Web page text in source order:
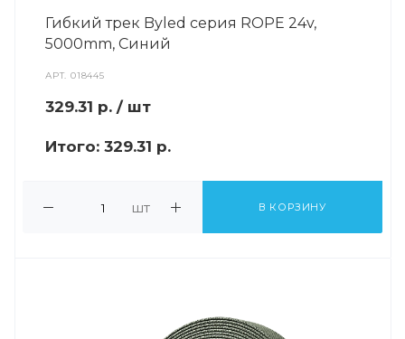
Гибкий трек Byled серия ROPE 24v,
5000mm, Синий
АРТ.018445
329.31 р. / шт
Итого: 329.31 р.
шт В КОРЗИНУ